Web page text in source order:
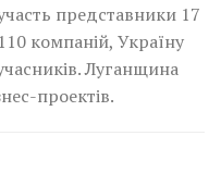
представники 17
компаній, Україну
Луганщина
проектів.